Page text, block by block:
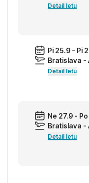
Detail letu
Pi 25.9 - Pi
Bratislava -
Detail letu
Ne 27.9 -
Bratislava -
Detail letu